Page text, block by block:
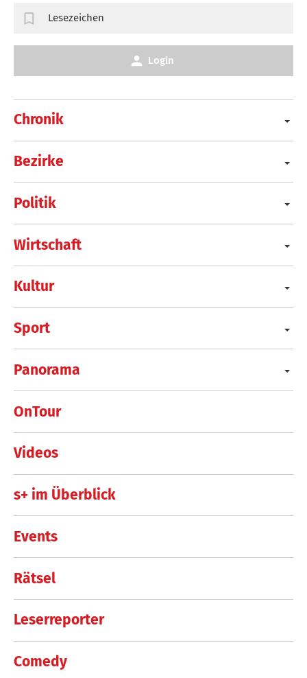
Chronik
Bezirke
Politik
Wirtschaft
Kultur
Sport
Panorama
OnTour
Videos
s+ im Überblick
Events
Rätsel
Leserreporter
Comedy
Lesezeichen
Login